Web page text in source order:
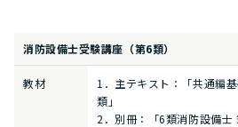
消防設備士受験講座（第6類）
教材
1．主テキスト：「共通編
類」
2．別冊：「6類消防設備士